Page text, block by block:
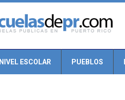
NIVEL ESCOLAR PUEBLOS